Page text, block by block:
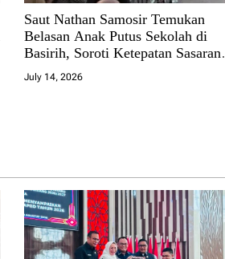
Saut Nathan Samosir Temukan
Belasan Anak Putus Sekolah di
Basirih, Soroti Ketepatan Sasaran
Bantuan Pendidikan
July 14, 2026